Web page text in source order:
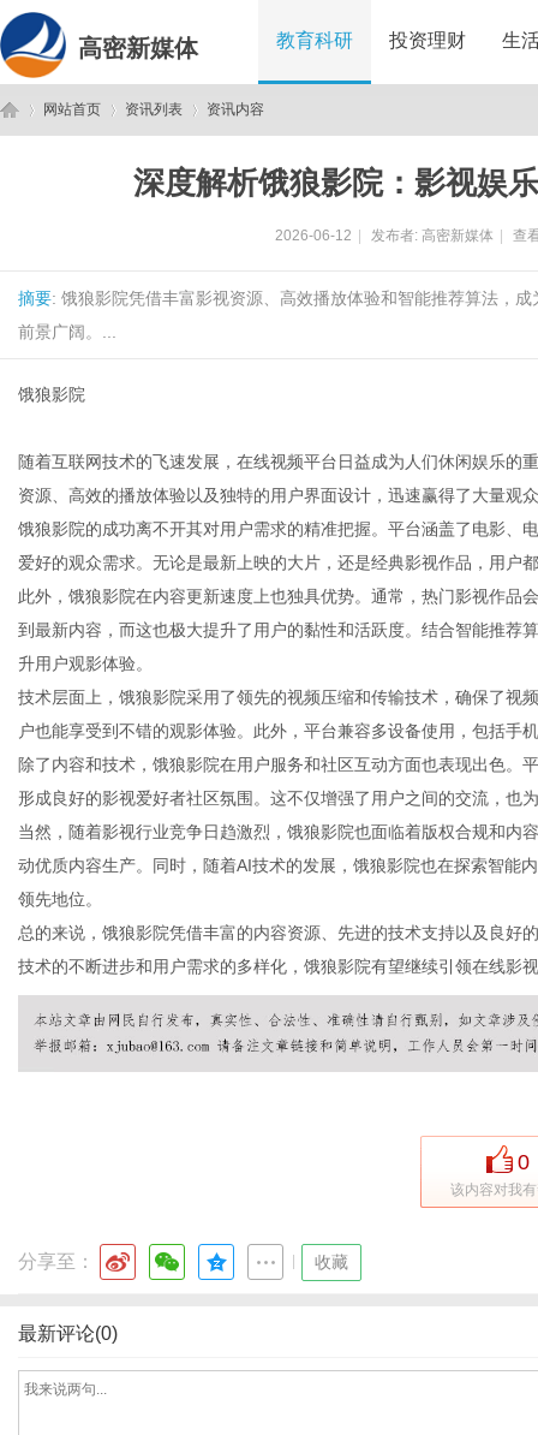
高密新媒体 教育科研 投资理财 生
网站首页 资讯列表 资讯内容
深度解析饿狼影院：影视娱
2026-06-12 发布者: 高密新媒体 查
摘要: 饿狼影院凭借丰富影视资源、高效播放体验和智能推荐算法，
前景广阔。...
饿狼影院
随着互联网技术的飞速发展，在线视频平台日益成为人们休闲娱乐的
资源、高效的播放体验以及独特的用户界面设计，迅速赢得了大量观
饿狼影院的成功离不开其对用户需求的精准把握。平台涵盖了电影、
爱好的观众需求。无论是最新上映的大片，还是经典影视作品，用户
此外，饿狼影院在内容更新速度上也独具优势。通常，热门影视作品
到最新内容，而这也极大提升了用户的黏性和活跃度。结合智能推荐
升用户观影体验。
技术层面上，饿狼影院采用了领先的视频压缩和传输技术，确保了视
户也能享受到不错的观影体验。此外，平台兼容多设备使用，包括手
除了内容和技术，饿狼影院在用户服务和社区互动方面也表现出色。
形成良好的影视爱好者社区氛围。这不仅增强了用户之间的交流，也
当然，随着影视行业竞争日趋激烈，饿狼影院也面临着版权合规和内
动优质内容生产。同时，随着AI技术的发展，饿狼影院也在探索智能
领先地位。
总的来说，饿狼影院凭借丰富的内容资源、先进的技术支持以及良好
技术的不断进步和用户需求的多样化，饿狼影院有望继续引领在线影
0
该内容对我
分享至： 收藏
最新评论(0)